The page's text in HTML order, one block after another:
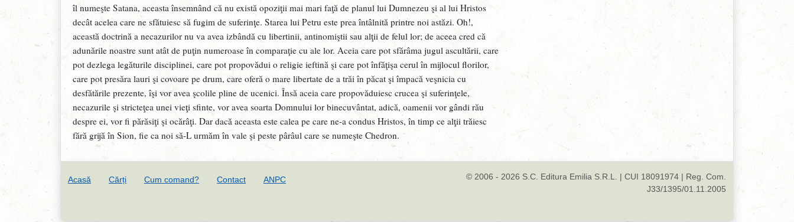
îl numeşte Satana, aceasta însemnând că nu există opoziţii mai mari faţă de planul lui Dumnezeu şi al lui Hristos
decât acelea care ne sfătuiesc să fugim de suferinţe. Starea lui Petru este prea întâlnită printre noi astăzi. Oh!,
această doctrină a necazurilor nu va avea izbândă cu libertinii, antinomiştii sau alţii de felul lor; de aceea cred că
adunările noastre sunt atât de puţin numeroase în comparaţie cu ale lor. Aceia care pot sfărâma jugul ascultării, care
pot dezlega legăturile disciplinei, care pot propovădui o religie ieftină şi care pot înfăţişa cerul în mijlocul florilor,
care pot presăra lauri şi covoare pe drum, care oferă o mare libertate de a trăi în păcat şi împacă veşnicia cu
desfătările prezente, îşi vor avea şcolile pline de ucenici. Însă aceia care propovăduiesc crucea şi suferinţele,
necazurile şi stricteţea unei vieţi sfinte, vor avea soarta Domnului lor binecuvântat, adică, oamenii vor gândi rău
despre ei, vor fi părăsiţi şi ocărâţi. Dar dacă aceasta este calea pe care ne-a condus Hristos, în timp ce alţii trăiesc
fără grijă în Sion, fie ca noi să-L urmăm în vale şi peste pârâul care se numeşte Chedron.
Henry Frost, 03 februarie 2021
Joel Beeke & Diana Kleyn, 05 ianuarie 2021
Un adevărat slujitor al lui Dumnezeu
Joel Beeke & Diana Kleyn, 28 octombrie 2020
Cum a folosit Dumnezeu o furtună
Joel Beeke & Diana Kleyn, 28 septembrie 2020
Acasă Cărți Cum comand? Contact ANPC
© 2006 - 2026 S.C. Editura Emilia S.R.L. | CUI 18091974 | Reg. Com.
J33/1395/01.11.2005